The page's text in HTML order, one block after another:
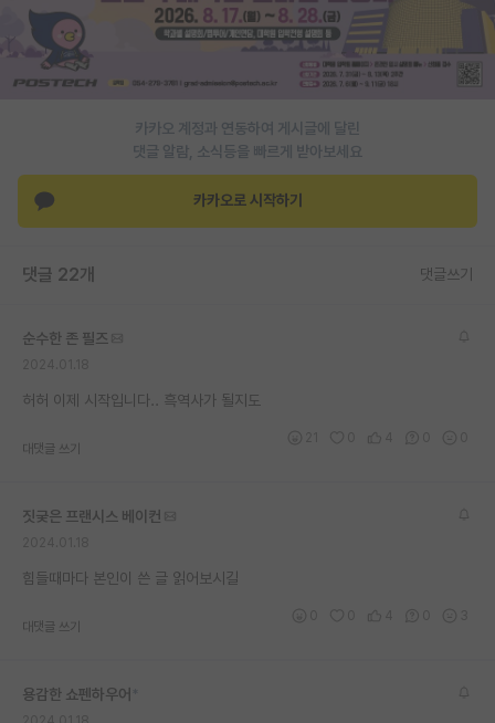
카카오 계정과 연동하여 게시글에 달린
댓글 알람, 소식등을 빠르게 받아보세요
카카오로 시작하기
댓글 22개 댓글쓰기
순수한 존 필즈
허허 이제 시작입니다.. 흑역사가 될지도
대댓글 쓰기
짓궂은 프랜시스 베이컨
힘들때마다 본인이 쓴 글 읽어보시길
대댓글 쓰기
용감한 쇼펜하우어